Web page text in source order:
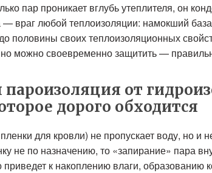
пар проникает вглубь утеплителя, он
враг любой теплоизоляции: намокший
половины своих теплоизоляционных
можно своевременно защитить —
пароизоляция от
дорого обходится
для кровли) не пропускает воду, но и
не по назначению, то «запирание» пара
приведет к накоплению влаги, образованию